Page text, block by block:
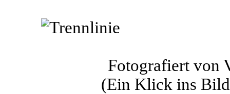
Fotografiert von
(Ein Klick ins